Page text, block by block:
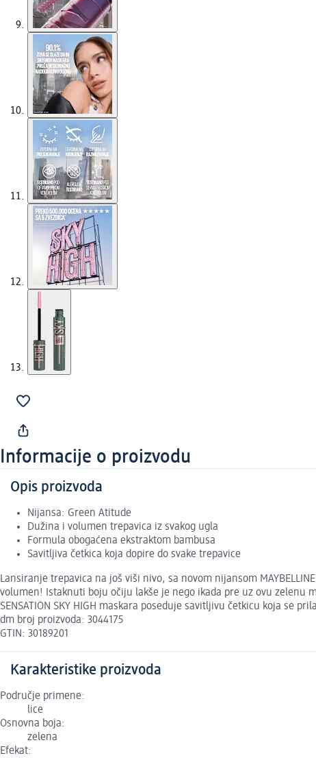
Informacije o proizvodu
Opis proizvoda
Nijansa: Green Atitude
Dužina i volumen trepavica iz svakog ugla
Formula obogaćena ekstraktom bambusa
Savitljiva četkica koja dopire do svake trepavice
Lansiranje trepavica na još viši nivo, sa novom nijansom
volumen! Istaknuti boju očiju lakše je nego ikada pre uz ovu zelenu
SENSATION SKY HIGH maskara poseduje savitljivu četkicu koja se
dm broj proizvoda: 3044175
GTIN: 30189201
Karakteristike proizvoda
Područje primene:
lice
Osnovna boja:
zelena
Efekat: